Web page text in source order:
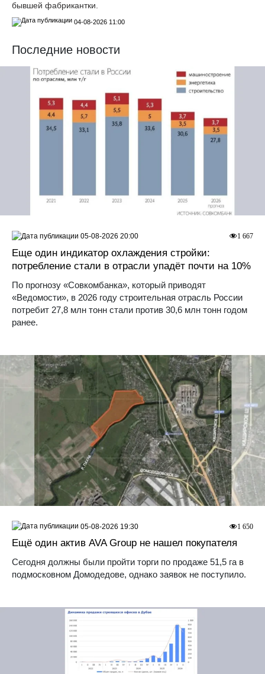
бывшей фабрикантки.
04-08-2026 11:00
Последние новости
Еще один индикатор охлаждения стройки:
потребление стали в отрасли упадёт почти на 10%
По прогнозу «Совкомбанка», который приводят
«Ведомости», в 2026 году строительная отрасль России
потребит 27,8 млн тонн стали против 30,6 млн тонн годом
ранее.
1 667
05-08-2026 20:00
Ещё один актив AVA Group не нашел покупателя
Сегодня должны были пройти торги по продаже 51,5 га в
подмосковном Домодедове, однако заявок не поступило.
1 650
05-08-2026 19:30